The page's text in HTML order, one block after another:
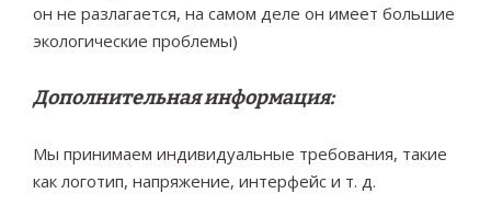
он не разлагается, на самом деле он имеет большие
экологические проблемы)
Дополнительная информация:
Мы принимаем индивидуальные требования, такие
как логотип, напряжение, интерфейс и т. д.